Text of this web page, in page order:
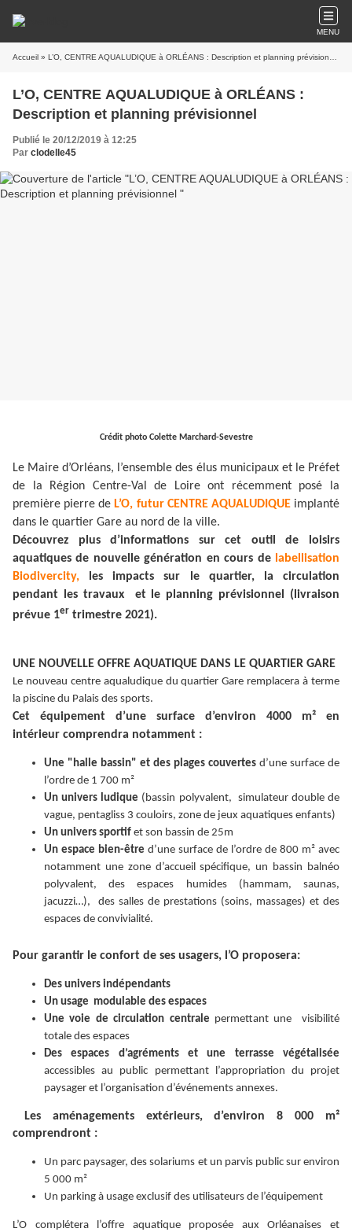
MENU
Accueil » L’O, CENTRE AQUALUDIQUE à ORLÉANS : Description et planning prévisionnel
L’O, CENTRE AQUALUDIQUE à ORLÉANS :
Description et planning prévisionnel
Publié le 20/12/2019 à 12:25
Par clodelle45
Crédit photo Colette Marchard-Sevestre
Le Maire d’Orléans, l’ensemble des élus municipaux et le Préfet
de la Région Centre-Val de Loire ont récemment posé la
première pierre de L’O, futur CENTRE AQUALUDIQUEimplanté
dans le quartier Gare au nord de la ville.
Découvrez plus d’informations sur cet outil de loisirs
aquatiques de nouvelle génération en cours de labellisation
Biodivercity, les impacts sur le quartier, la circulation
pendant les travaux et le planning prévisionnel (livraison
prévue 1er trimestre 2021).
UNE NOUVELLE OFFRE AQUATIQUE DANS LE QUARTIER GARE
Le nouveau centre aqualudique du quartier Gare remplacera à terme
la piscine du Palais des sports.
Cet équipement d’une surface d’environ 4000 m² en
intérieur comprendra notamment :
Une "halle bassin" et des plages couvertes d’une surface de
l’ordre de 1 700 m²
Un univers ludique (bassin polyvalent, simulateur double de
vague, pentagliss 3 couloirs, zone de jeux aquatiques enfants)
Un univers sportif et son bassin de 25m
Un espace bien-être d’une surface de l’ordre de 800 m² avec
notamment une zone d’accueil spécifique, un bassin balnéo
polyvalent, des espaces humides (hammam, saunas,
jacuzzi…), des salles de prestations (soins, massages) et des
espaces de convivialité.
Pour garantir le confort de ses usagers, l’O proposera:
Des univers indépendants
Un usage modulable des espaces
Une voie de circulation centrale permettant une visibilité
totale des espaces
Des espaces d’agréments et une terrasse végétalisée
accessibles au public permettant l’appropriation du projet
paysager et l’organisation d’événements annexes.
Les aménagements extérieurs, d’environ 8 000 m²
comprendront :
Un parc paysager, des solariums et un parvis public sur environ
5 000 m²
Un parking à usage exclusif des utilisateurs de l’équipement
L’O complétera l’offre aquatique proposée aux Orléanaises et